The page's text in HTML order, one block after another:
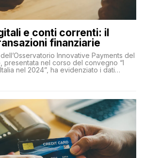
e conti correnti: il
finanziarie
Innovative Payments del
presentata nel corso del convegno “I
nel 2024”, ha evidenziato i dati
2024 relativamente alle